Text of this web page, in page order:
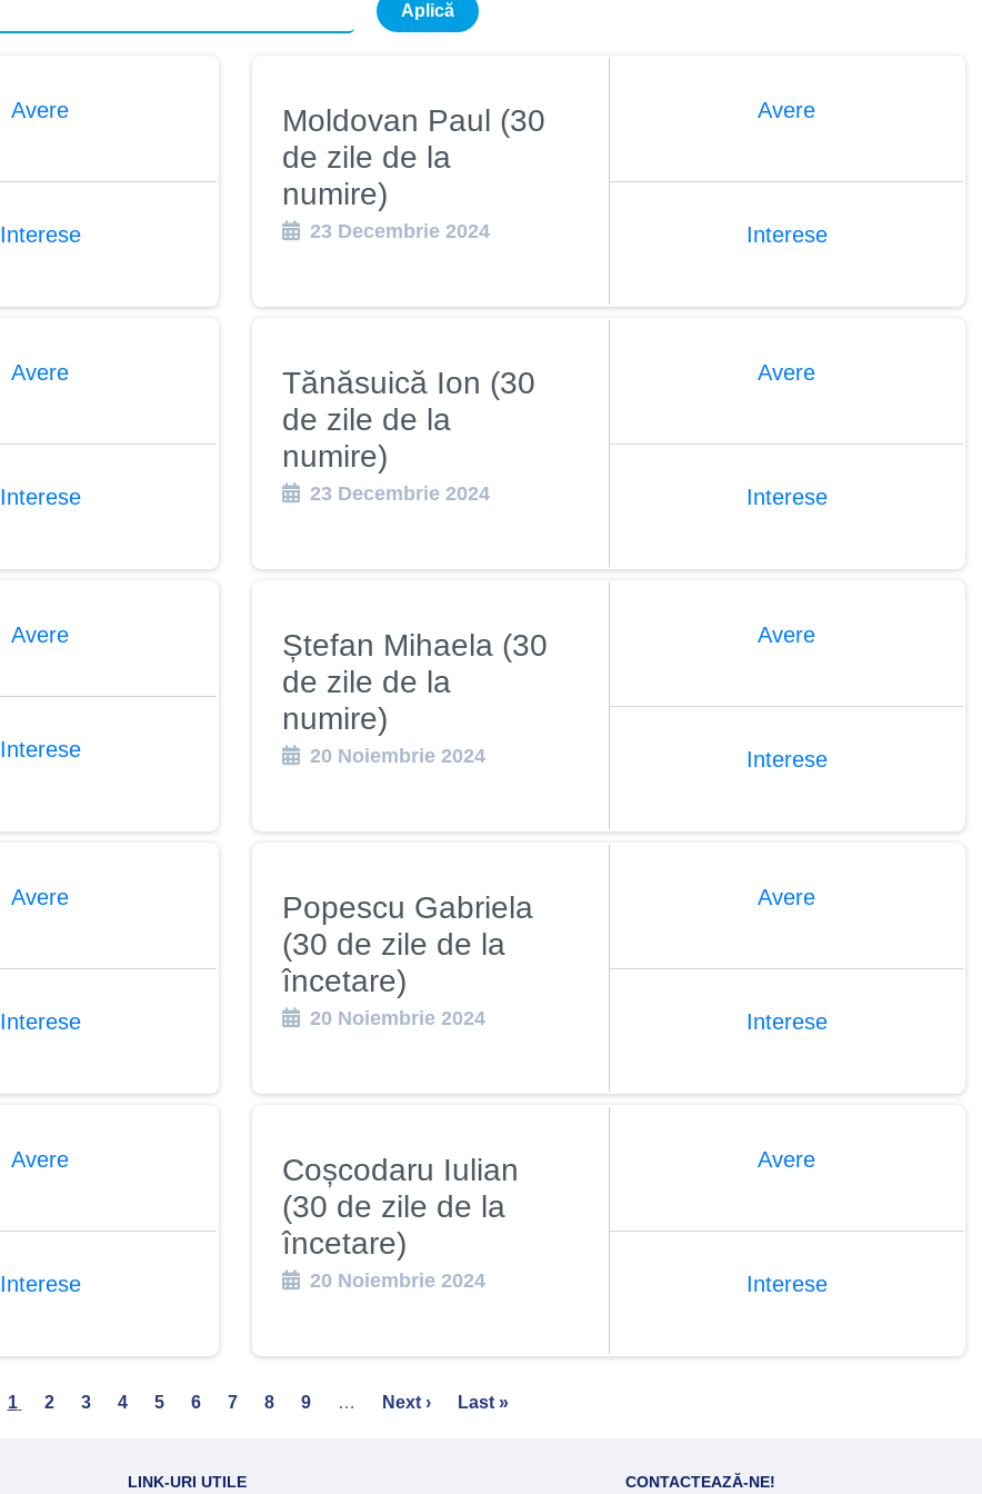
Avere
Interese
Moldovan Paul (30
de zile de la
numire)
23 Decembrie 2024
Avere
Interese
Avere
Interese
Tănăsuică Ion (30
de zile de la
numire)
23 Decembrie 2024
Avere
Interese
Avere
Interese
Ștefan Mihaela (30
de zile de la
numire)
20 Noiembrie 2024
Avere
Interese
Avere
Interese
Popescu Gabriela
(30 de zile de la
încetare)
20 Noiembrie 2024
Avere
Interese
Avere
Interese
Coșcodaru Iulian
(30 de zile de la
încetare)
20 Noiembrie 2024
Avere
Interese
Current
1 Page
2 Page
3 Page
4 Page
5 Page
6 Page
7 Page
8 Page
9 …
Next
Next ›
Last
Last »
LINK-URI UTILE CONTACTEAZĂ-NE!